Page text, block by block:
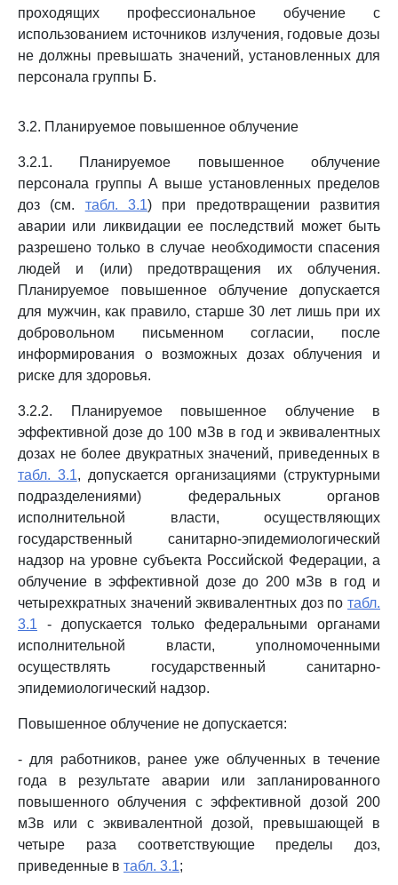
проходящих профессиональное обучение с
использованием источников излучения, годовые дозы
не должны превышать значений, установленных для
персонала группы Б.
3.2. Планируемое повышенное облучение
3.2.1. Планируемое повышенное облучение
персонала группы А выше установленных пределов
доз (см. табл. 3.1) при предотвращении развития
аварии или ликвидации ее последствий может быть
разрешено только в случае необходимости спасения
людей и (или) предотвращения их облучения.
Планируемое повышенное облучение допускается
для мужчин, как правило, старше 30 лет лишь при их
добровольном письменном согласии, после
информирования о возможных дозах облучения и
риске для здоровья.
3.2.2. Планируемое повышенное облучение в
эффективной дозе до 100 мЗв в год и эквивалентных
дозах не более двукратных значений, приведенных в
табл. 3.1, допускается организациями (структурными
подразделениями) федеральных органов
исполнительной власти, осуществляющих
государственный санитарно-эпидемиологический
надзор на уровне субъекта Российской Федерации, а
облучение в эффективной дозе до 200 мЗв в год и
четырехкратных значений эквивалентных доз по табл.
3.1 - допускается только федеральными органами
исполнительной власти, уполномоченными
осуществлять государственный санитарно-
эпидемиологический надзор.
Повышенное облучение не допускается:
- для работников, ранее уже облученных в течение
года в результате аварии или запланированного
повышенного облучения с эффективной дозой 200
мЗв или с эквивалентной дозой, превышающей в
четыре раза соответствующие пределы доз,
приведенные в табл. 3.1;